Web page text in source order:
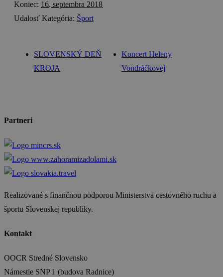
Koniec: 16. septembra 2018
Udalosť Kategória: Šport
SLOVENSKÝ DEŇ
KROJA
Koncert Heleny
Vondráčkovej
Partneri
Realizované s finančnou podporou Ministerstva cestovného ruchu a
športu Slovenskej republiky.
Kontakt
OOCR Stredné Slovensko
Námestie SNP 1 (budova Radnice)